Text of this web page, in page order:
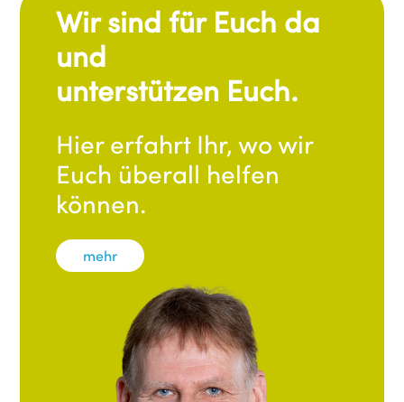
Wir sind für Euch da
und
unterstützen Euch.
Hier erfahrt Ihr, wo wir
Euch überall helfen
können.
mehr